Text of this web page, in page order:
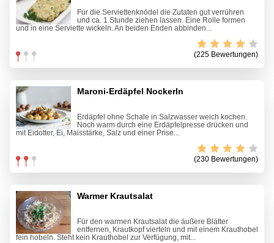
Für die Serviettenknödel die Zutaten gut verrühren
und ca. 1 Stunde ziehen lassen. Eine Rolle formen
und in eine Serviette wickeln. An beiden Enden abbinden...
(225 Bewertungen)
Maroni-Erdäpfel Nockerln
Erdäpfel ohne Schale in Salzwasser weich kochen.
Noch warm durch eine Erdäpfelpresse drücken und
mit Eidotter, Ei, Maisstärke, Salz und einer Prise...
(230 Bewertungen)
Warmer Krautsalat
Für den warmen Krautsalat die äußere Blätter
entfernen, Krautkopf vierteln und mit einem Krauthobel
fein hobeln. Steht kein Krauthobel zur Verfügung, mit...